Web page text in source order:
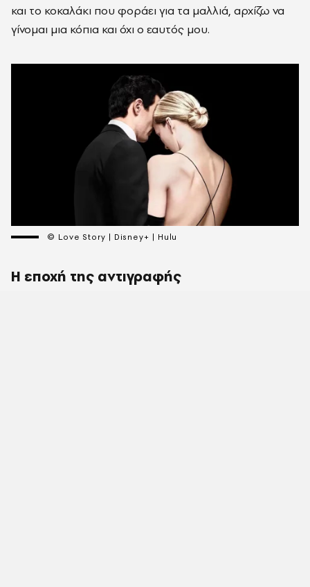
και το κοκαλάκι που φοράει για τα μαλλιά, αρχίζω να
γίνομαι μια κόπια και όχι ο εαυτός μου.
© Love Story | Disney+ | Hulu
Η εποχή της αντιγραφής